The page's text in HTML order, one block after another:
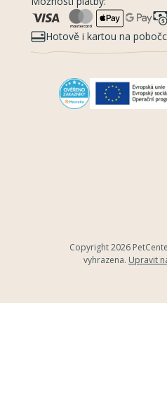
Hotově i kartou na
Copyright 2026
vyhrazena. Upravit